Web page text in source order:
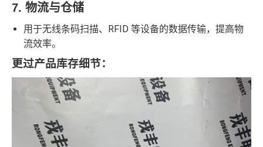
7. 物流与仓储
用于无线条码扫描、RFID 等设备的数据传输，提高物
流效率。
更过产品库存细节：